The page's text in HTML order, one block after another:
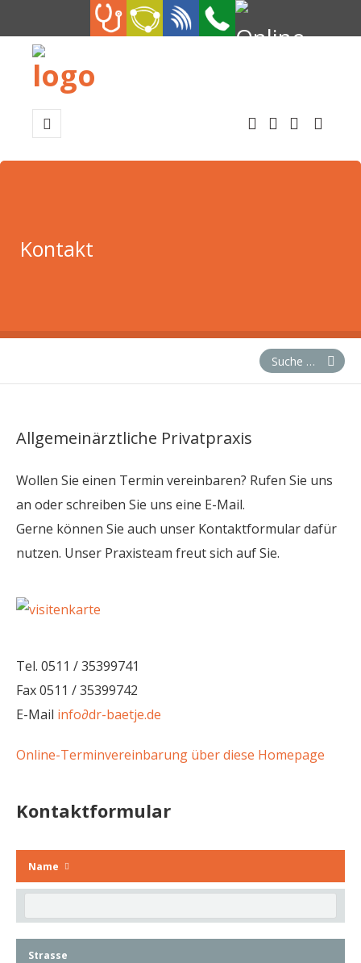
Kontakt
Allgemeinärztliche Privatpraxis
Wollen Sie einen Termin vereinbaren? Rufen Sie uns
an oder schreiben Sie uns eine E-Mail.
Gerne können Sie auch unser Kontaktformular dafür
nutzen. Unser Praxisteam freut sich auf Sie.
Tel. 0511 / 35399741
Fax 0511 / 35399742
E-Mail info∂dr-baetje.de
Online-Terminvereinbarung über diese Homepage
Kontaktformular
Name
Strasse